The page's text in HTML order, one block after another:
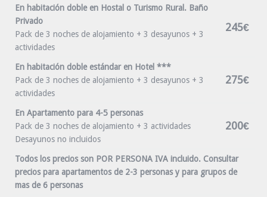
En habitación doble en Hostal o Turismo Rural. Baño
Privado
Pack de 3 noches de alojamiento + 3 desayunos + 3
actividades
245€
En habitación doble estándar en Hotel ***
Pack de 3 noches de alojamiento + 3 desayunos + 3
actividades
275€
En Apartamento para 4-5 personas
Pack de 3 noches de alojamiento + 3 actividades
Desayunos no incluidos
200€
Todos los precios son POR PERSONA IVA incluido. Consultar
precios para apartamentos de 2-3 personas y para grupos de
mas de 6 personas